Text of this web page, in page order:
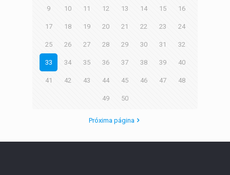
9 10 11 12 13 14 15 16
17 18 19 20 21 22 23 24
25 26 27 28 29 30 31 32
33 34 35 36 37 38 39 40
41 42 43 44 45 46 47 48
49 50
Próxima página